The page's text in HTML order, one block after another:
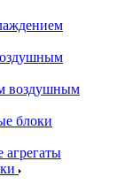
воздушным
блоки